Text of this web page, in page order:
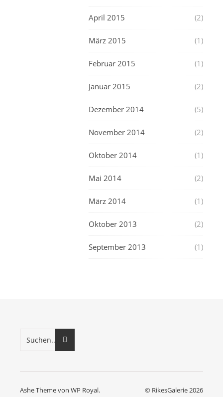
April 2015 (2)
März 2015 (1)
Februar 2015 (1)
Januar 2015 (2)
Dezember 2014 (5)
November 2014 (2)
Oktober 2014 (1)
Mai 2014 (2)
März 2014 (1)
Oktober 2013 (2)
September 2013 (1)
© RikesGalerie 2026
Ashe Theme von WP Royal.